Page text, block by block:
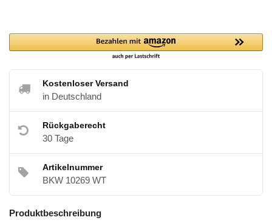
Kostenloser Versand
in Deutschland
Rückgaberecht
30 Tage
Artikelnummer
BKW 10269 WT
Produktbeschreibung